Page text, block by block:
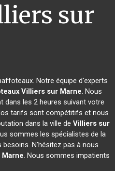
sur
Notre équipe d'experts
Villiers sur Marne. Nous
dans les 2 heures suivant votre
tarifs sont compétitifs et nous
dans la ville de Villiers sur
sommes les spécialistes de la
N'hésitez pas à nous
. Nous sommes impatients